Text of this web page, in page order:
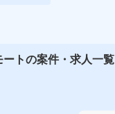
トの案件・求人一覧